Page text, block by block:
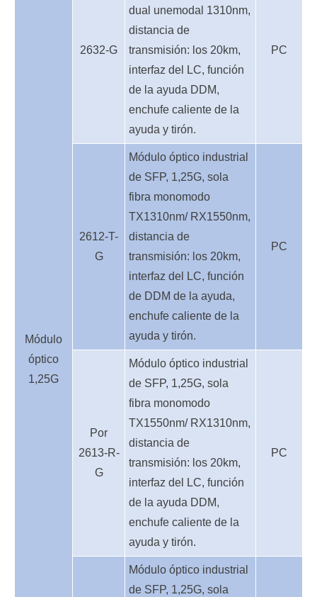
Módulo
óptico
1,25G
2632-G
dual unemodal 1310nm,
distancia de
transmisión: los 20km,
interfaz del LC, función
de la ayuda DDM,
enchufe caliente de la
ayuda y tirón.
PC
2612-T-
G
Módulo óptico industrial
de SFP, 1,25G, sola
fibra monomodo
TX1310nm/ RX1550nm,
distancia de
transmisión: los 20km,
interfaz del LC, función
de DDM de la ayuda,
enchufe caliente de la
ayuda y tirón.
PC
Por
2613-R-
G
Módulo óptico industrial
de SFP, 1,25G, sola
fibra monomodo
TX1550nm/ RX1310nm,
distancia de
transmisión: los 20km,
interfaz del LC, función
de la ayuda DDM,
enchufe caliente de la
ayuda y tirón.
PC
Módulo óptico industrial
de SFP, 1,25G, sola